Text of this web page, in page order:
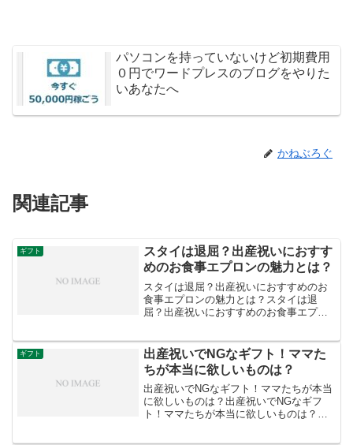
パソコンを持っていないけど初期費用
０円でワードプレスのブログをやりた
いあなたへ
かねぶろぐ
関連記事
ギフト
スタイは退屈？出産祝いにおすす
めのお食事エプロンの魅力とは？
スタイは退屈？出産祝いにおすすめのお
食事エプロンの魅力とは？スタイは退
屈？出産祝いにおすすめのお食事エプロ
し、お食事エプロンはスタイと比較して
いくつかの魅力があります。...
ギフト
出産祝いでNGなギフト！ママた
ちが本当に欲しいものは？
出産祝いでNGなギフト！ママたちが本当
に欲しいものは？出産祝いでNGなギフ
ト！ママたちが本当に欲しいものは？出